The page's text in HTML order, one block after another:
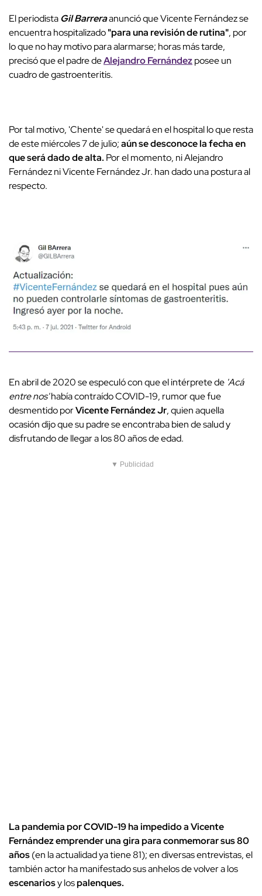
El periodistaGil Barreraanunció que Vicente Fernández se
encuentra hospitalizado"para una revisión de rutina", por
lo que no hay motivo para alarmarse; horas más tarde,
precisó que el padre deAlejandro Fernándezposee un
cuadro de gastroenteritis.
Por tal motivo, 'Chente' se quedará en el hospital lo que resta
de este miércoles 7 de julio;aún se desconoce la fecha en
que será dado de alta. Por el momento, ni Alejandro
Fernández ni Vicente Fernández Jr. han dado una postura al
respecto.
En abril de 2020 se especuló con que el intérprete de 'Acá
entre nos'había contraído COVID-19, rumor que fue
desmentido porVicente Fernández Jr, quien aquella
ocasión dijo que su padre se encontraba bien de salud y
disfrutando de llegar a los 80 años de edad.
▼ Publicidad
La pandemia por COVID-19 ha impedido a Vicente
Fernández emprender una gira para conmemorar sus 80
años(en la actualidad ya tiene 81); en diversas entrevistas, el
también actor ha manifestado sus anhelos de volver a los
escenariosy lospalenques.